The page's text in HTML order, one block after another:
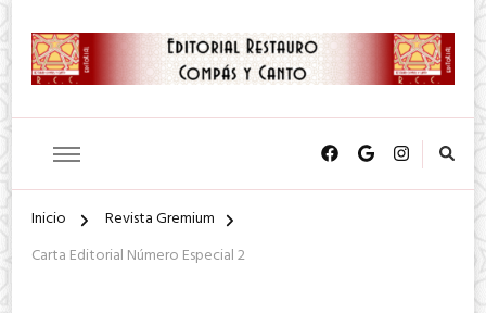
Inicio
Revista Gremium
Carta Editorial Número Especial 2